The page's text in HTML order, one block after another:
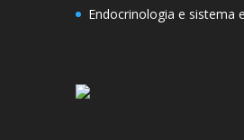
Endocrinologia e sistema